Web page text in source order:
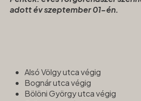
adott év szeptember 01-én.
Alsó Völgy utca végig
Bognár utca végig
Bölöni György utca végig